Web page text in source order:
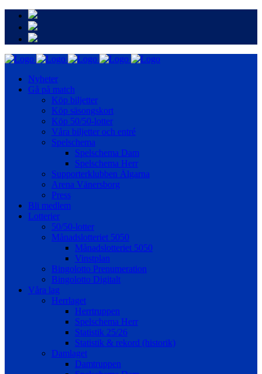
Nyheter
Gå på match
Köp biljetter
Köp säsongskort
Köp 50/50-lotter
Våra biljetter och entré
Spelschema
Spelschema Dam
Spelschema Herr
Supporterklubben Älgarna
Arena Vänersborg
Press
Bli medlem
Lotterier
50/50-lotter
Månadslotteriet 5050
Månadslotteriet 5050
Vinstplan
Bingolotto Prenumeration
Bingolotto Digitalt
Våra lag
Herrlaget
Herrtruppen
Spelschema Herr
Statistik 25/26
Statistik & rekord (historik)
Damlaget
Damtruppen